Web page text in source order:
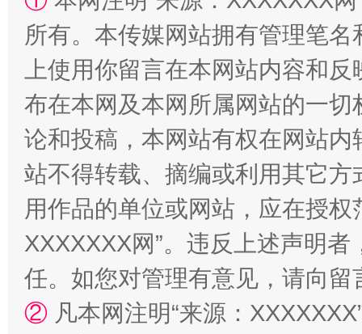
漫山遍野的桃花与雪山、麦地、白藏房 除
所有。本传媒网站拥有管理笔
上使用你留言在本网站内容和
布在本网及本网所属网站的一
论和投稿，本网站有权在网站
站不得转载、摘编或利用其它
用作品的单位或网站，应在授
XXXXXXX网”。违反上述声明
任。如您对管理有意见，请向
② 凡本网注明“来源：